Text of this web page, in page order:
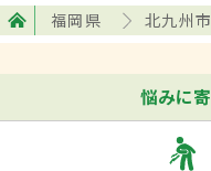
福岡県 北九州
悩みに